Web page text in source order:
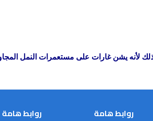
لأنه يشن غارات على مستعمرات النمل
روابط هامة روابط هامة